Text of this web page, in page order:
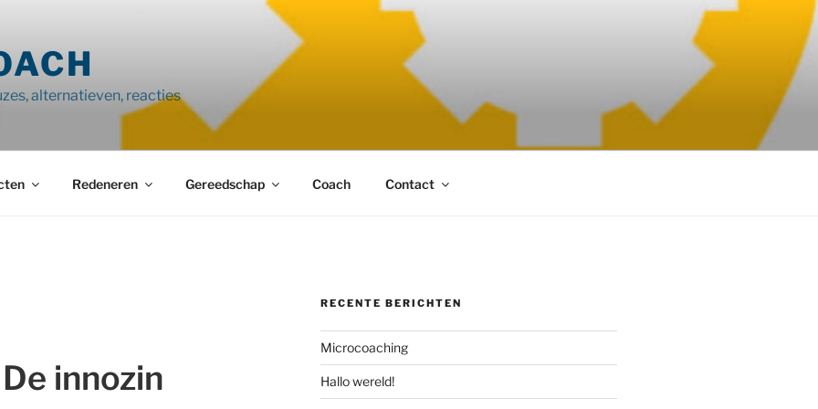
alternatieven, reacties
Redeneren Gereedschap Coach Contact
De innozin
RECENTE BERICHTEN
Microcoaching
Hallo wereld!